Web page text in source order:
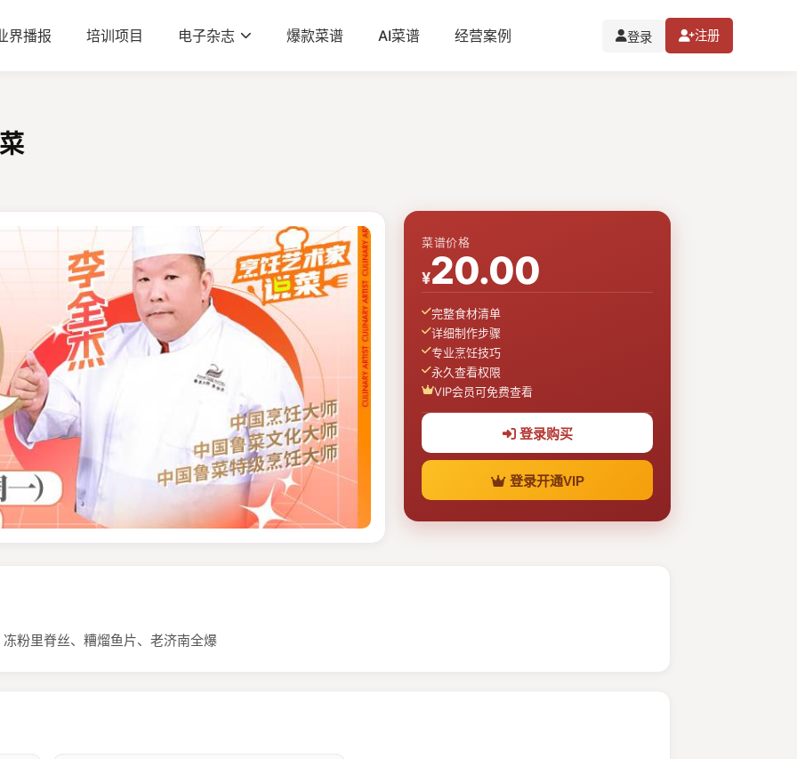
界播报 培训项目 电子杂志 爆款菜谱 AI菜谱 经营案例 登录 注册
菜谱价格
¥20.00
完整食材清单
详细制作步骤
专业烹饪技巧
永久查看权限
VIP会员可免费查看
登录购买
登录开通VIP
粉里脊丝、糟熘鱼片、老济南全爆